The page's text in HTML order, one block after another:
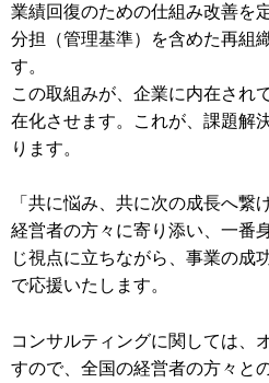
業績回復のための仕組み改善を
分担（管理基準）を含めた再組
す。
この取組みが、企業に内在され
在化させます。これが、課題解
ります。
「共に悩み、共に次の成長へ繋
経営者の方々に寄り添い、一番
じ視点に立ちながら、事業の成
で応援いたします。
コンサルティングに関しては、
すので、全国の経営者の方々と